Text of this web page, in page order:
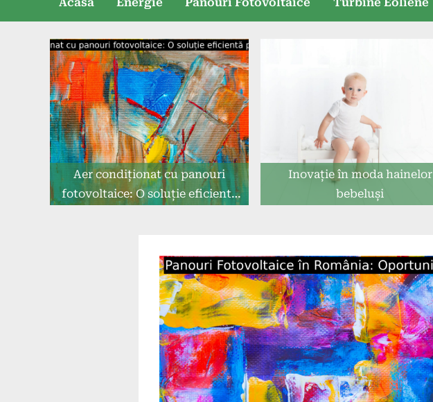
Aer condiționat cu panouri
fotovoltaice: O soluție eficientă
Inovație în moda hainelor
bebeluși